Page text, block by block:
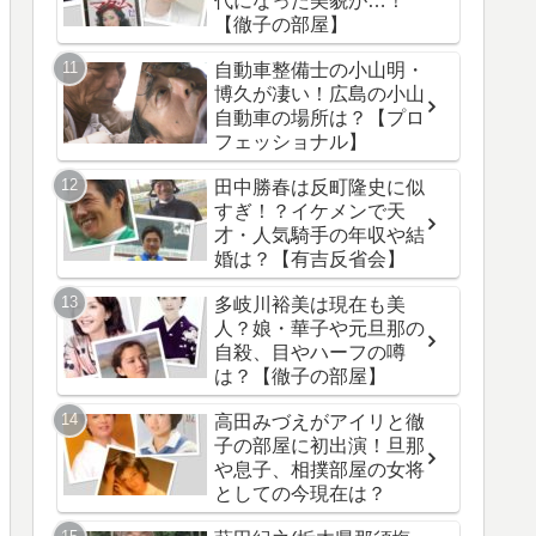
【徹子の部屋】
自動車整備士の小山明・
博久が凄い！広島の小山
自動車の場所は？【プロ
フェッショナル】
田中勝春は反町隆史に似
すぎ！？イケメンで天
才・人気騎手の年収や結
婚は？【有吉反省会】
多岐川裕美は現在も美
人？娘・華子や元旦那の
自殺、目やハーフの噂
は？【徹子の部屋】
高田みづえがアイリと徹
子の部屋に初出演！旦那
や息子、相撲部屋の女将
としての今現在は？